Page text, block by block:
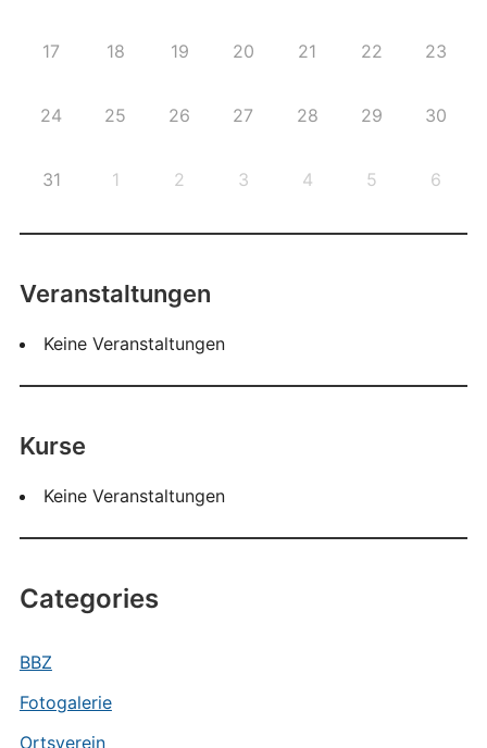
17 18 19 20 21 22 23
24 25 26 27 28 29 30
31 1 2 3 4 5 6
Veranstaltungen
Keine Veranstaltungen
Kurse
Keine Veranstaltungen
Categories
BBZ
Fotogalerie
Ortsverein